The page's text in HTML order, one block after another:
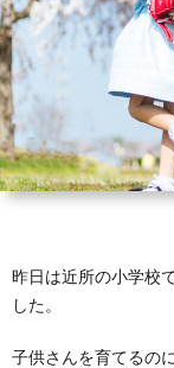
昨日は近所の小学校
した。
子供さんを育てるの